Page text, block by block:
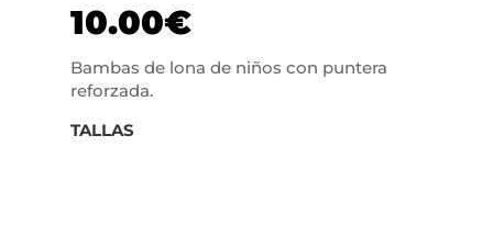
10.00€
Bambas de lona de niños con puntera
reforzada.
TALLAS